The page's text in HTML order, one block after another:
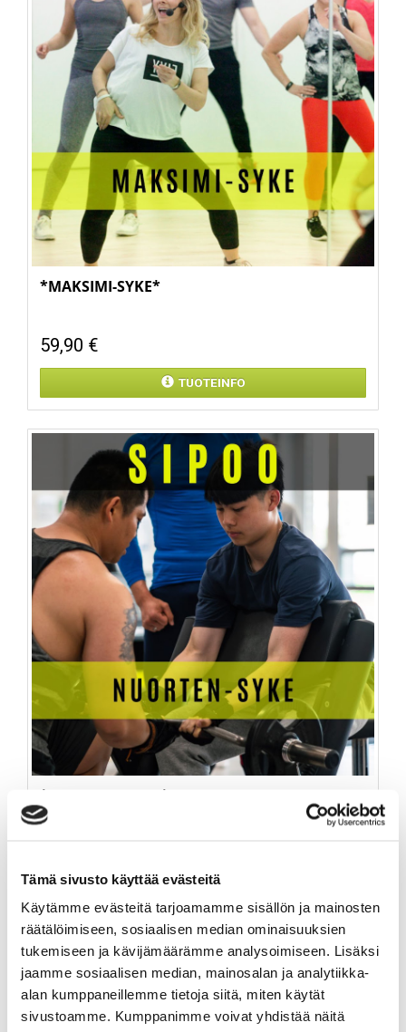
Tämä sivusto käyttää evästeitä
Käytämme evästeitä tarjoamamme sisällön ja mainosten
räätälöimiseen, sosiaalisen median ominaisuuksien
tukemiseen ja kävijämäärämme analysoimiseen. Lisäksi
jaamme sosiaalisen median, mainosalan ja analytiikka-
alan kumppaneillemme tietoja siitä, miten käytät
sivustoamme. Kumppanimme voivat yhdistää näitä
*MAKSIMI-SYKE*
59,90 €
TUOTEINFO
*NUORTEN-SYKE*